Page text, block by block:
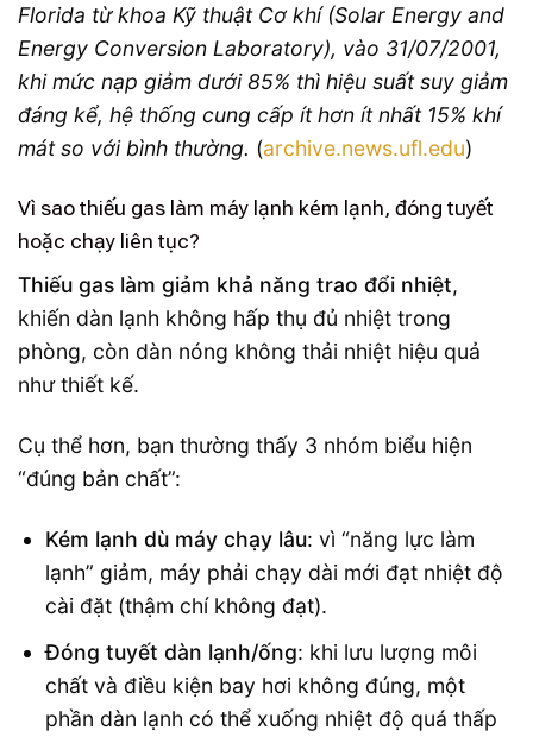
Florida từ khoa Kỹ thuật Cơ khí (Solar Energy and
Energy Conversion Laboratory), vào 31/07/2001,
khi mức nạp giảm dưới 85% thì hiệu suất suy giảm
đáng kể, hệ thống cung cấp ít hơn ít nhất 15% khí
mát so với bình thường. (archive.news.ufl.edu)
Vì sao thiếu gas làm máy lạnh kém lạnh, đóng tuyết
hoặc chạy liên tục?
Thiếu gas làm giảm khả năng trao đổi nhiệt,
khiến dàn lạnh không hấp thụ đủ nhiệt trong
phòng, còn dàn nóng không thải nhiệt hiệu quả
như thiết kế.
Cụ thể hơn, bạn thường thấy 3 nhóm biểu hiện
“đúng bản chất”:
Kém lạnh dù máy chạy lâu: vì “năng lực làm
lạnh” giảm, máy phải chạy dài mới đạt nhiệt độ
cài đặt (thậm chí không đạt).
Đóng tuyết dàn lạnh/ống: khi lưu lượng môi
chất và điều kiện bay hơi không đúng, một
phần dàn lạnh có thể xuống nhiệt độ quá thấp